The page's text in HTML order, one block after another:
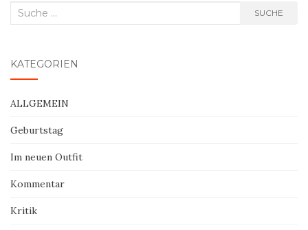
Suche
SUCHE
KATEGORIEN
ALLGEMEIN
Geburtstag
Im neuen Outfit
Kommentar
Kritik